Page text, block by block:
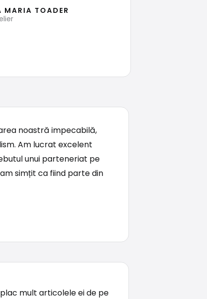
MARIA TOADER
noastră impecabilă,
Am lucrat excelent
unui parteneriat pe
simțit ca fiind parte din
mult articolele ei de pe